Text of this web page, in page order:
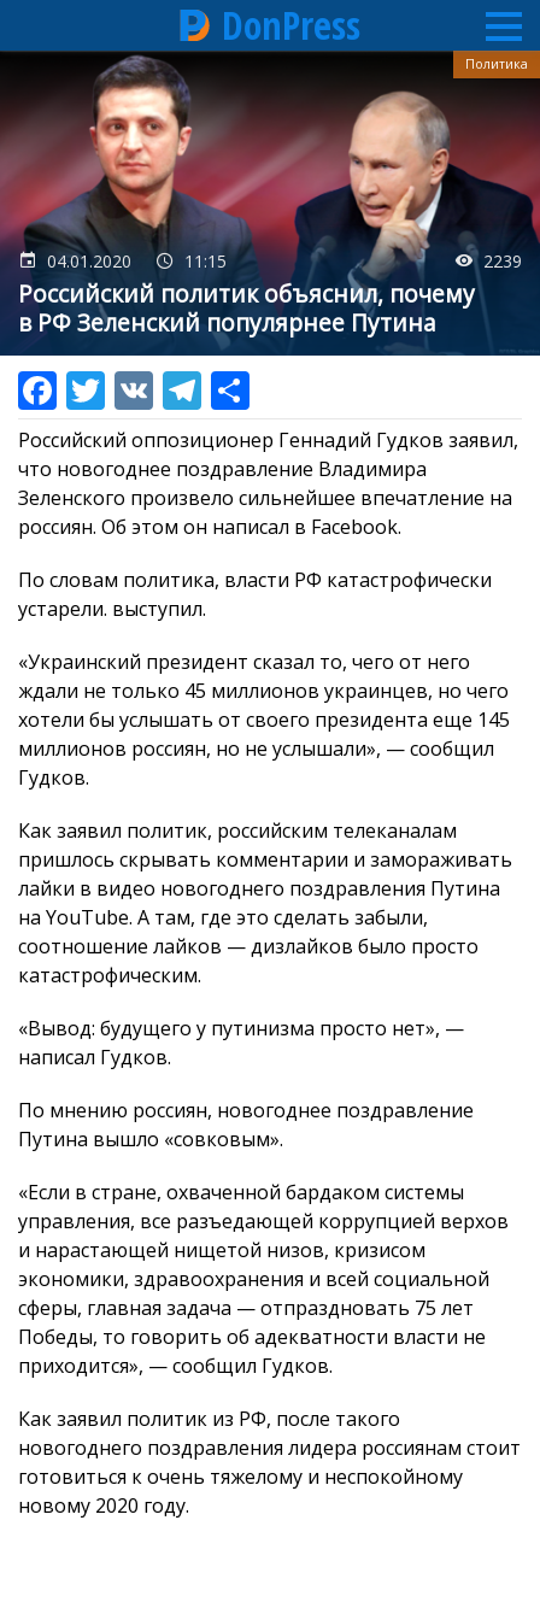
основному
содержанию
DonPress
04.01.2020 11:15 2239
Российский политик объяснил, почему
в РФ Зеленский популярнее Путина
Политика
Российский оппозиционер Геннадий Гудков заявил,
что новогоднее поздравление Владимира
Зеленского произвело сильнейшее впечатление на
россиян. Об этом он написал в Facebook.
По словам политика, власти РФ катастрофически
устарели. выступил.
«Украинский президент сказал то, чего от него
ждали не только 45 миллионов украинцев, но чего
хотели бы услышать от своего президента еще 145
миллионов россиян, но не услышали», — сообщил
Гудков.
Как заявил политик, российским телеканалам
пришлось скрывать комментарии и замораживать
лайки в видео новогоднего поздравления Путина
на YouTube. А там, где это сделать забыли,
соотношение лайков — дизлайков было просто
катастрофическим.
«Вывод: будущего у путинизма просто нет», —
написал Гудков.
По мнению россиян, новогоднее поздравление
Путина вышло «совковым».
«Если в стране, охваченной бардаком системы
управления, все разъедающей коррупцией верхов
и нарастающей нищетой низов, кризисом
экономики, здравоохранения и всей социальной
сферы, главная задача — отпраздновать 75 лет
Победы, то говорить об адекватности власти не
приходится», — сообщил Гудков.
Как заявил политик из РФ, после такого
новогоднего поздравления лидера россиянам стоит
готовиться к очень тяжелому и неспокойному
новому 2020 году.